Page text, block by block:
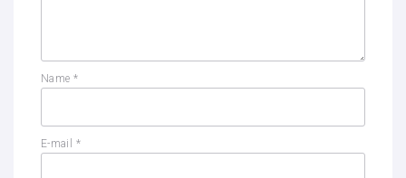
Name *
E-mail *